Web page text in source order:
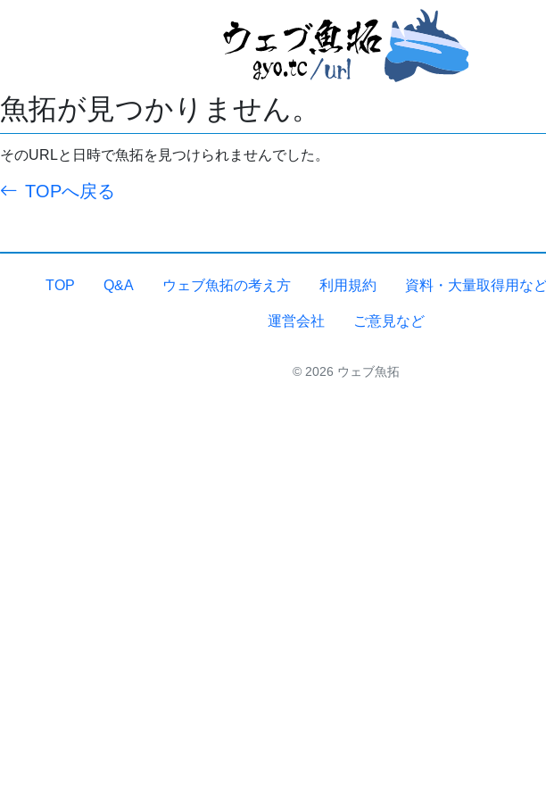
魚拓が見つかりません。
そのURLと日時で魚拓を見つけられませんでした。
TOPへ戻る
TOP Q&A ウェブ魚拓の考え方 利用規約 資料・大量取得用な
運営会社 ご意見など
© 2026 ウェブ魚拓